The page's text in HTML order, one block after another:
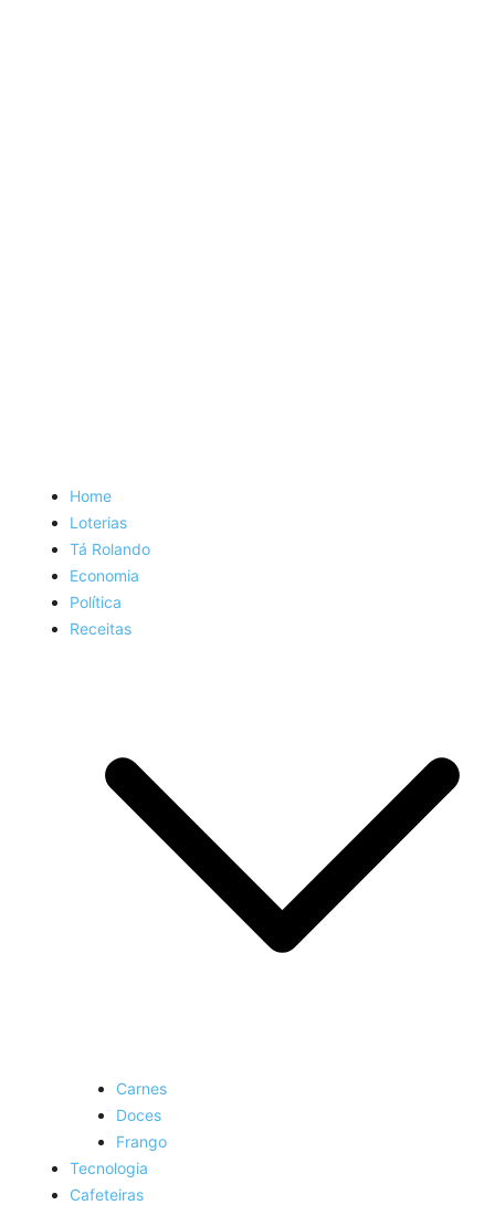
Home
Loterias
Tá Rolando
Economia
Política
Receitas
Carnes
Doces
Frango
Tecnologia
Cafeteiras